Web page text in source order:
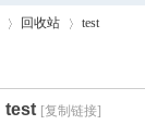
回收站
›
test
test [复制链接]